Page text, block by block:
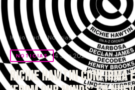
Inicio/ Radar /Noticias
NOTICIAS 4 Sep 2023 por
Richie Hawtin confirma